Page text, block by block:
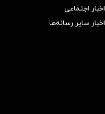
اخبار اجتماعی
اخبار سایر رسانه‌‌ها